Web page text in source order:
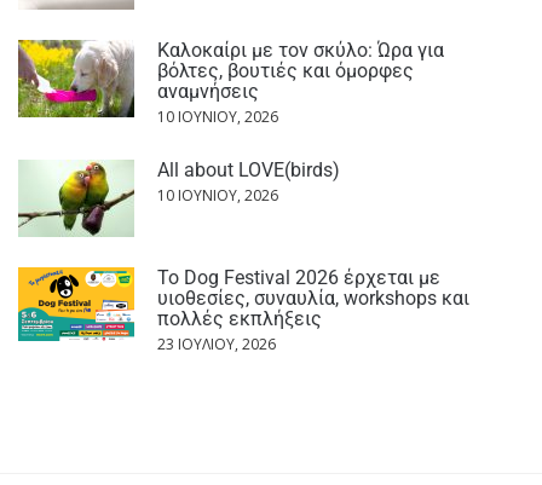
Καλοκαίρι με τον σκύλο: Ώρα για
βόλτες, βουτιές και όμορφες
αναμνήσεις
10 ΙΟΥΝΊΟΥ, 2026
All about LOVE(birds)
10 ΙΟΥΝΊΟΥ, 2026
Το Dog Festival 2026 έρχεται με
υιοθεσίες, συναυλία, workshops και
πολλές εκπλήξεις
23 ΙΟΥΛΊΟΥ, 2026